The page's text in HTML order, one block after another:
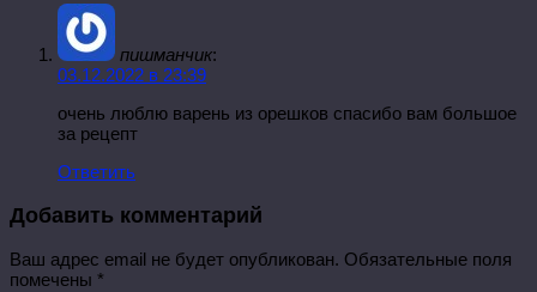
пишманчик:
03.12.2022 в 23:39
очень люблю варень из орешков спасибо вам большое
за рецепт
Ответить
Добавить комментарий
Ваш адрес email не будет опубликован. Обязательные поля
помечены *